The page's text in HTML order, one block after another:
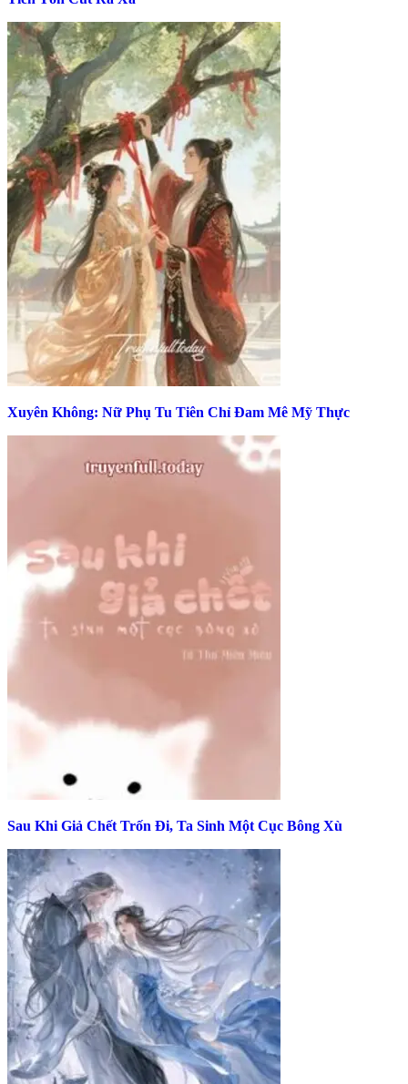
Xuyên Không: Nữ Phụ Tu Tiên Chỉ Đam Mê Mỹ Thực
Sau Khi Giả Chết Trốn Đi, Ta Sinh Một Cục Bông Xù